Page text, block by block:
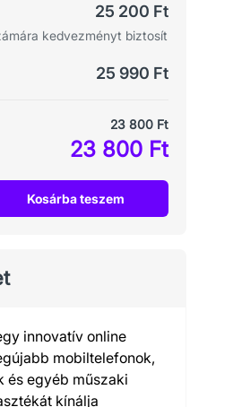
25 200 Ft
kedvezményt biztosít
25 990 Ft
23 800 Ft
23 800 Ft
Kosárba teszem
innovatív online
mobiltelefonok,
és egyéb műszaki
kínálja